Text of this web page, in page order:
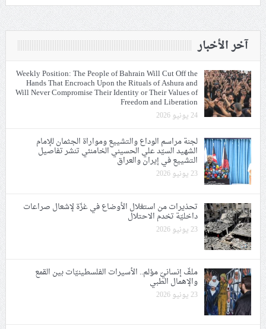
آخر الأخبار
Weekly Position: The People of Bahrain Will Cut Off the
Hands That Encroach Upon the Rituals of Ashura and
Will Never Compromise Their Identity or Their Values of
Freedom and Liberation
24 يونيو 2026
لجنة مراسم الوداع والتشييع ومواراة الجثمان للإمام
الشهيد السيّد علي الحسيني الخامنئي تنشر تفاصيل
التشييع في إيران والعراق
23 يونيو 2026
تحذيرات من استغلال الأوضاع في غزّة لإشعال صراعات
داخليّة تخدم الاحتلال
23 يونيو 2026
ملفّ إنسانيّ مؤلم.. الأسيرات الفلسطينيّات بين القمع
والإهمال الطبي
23 يونيو 2026